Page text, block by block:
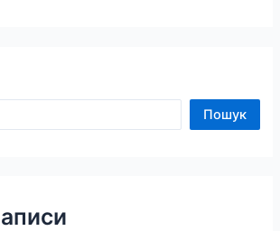
Пошук